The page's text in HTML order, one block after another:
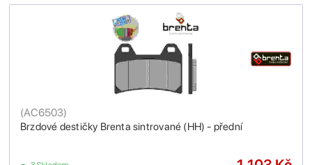
Brzdové destičky Brenta sintrované (HH) - přední
(AC6503)